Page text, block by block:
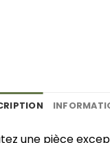
une pièce